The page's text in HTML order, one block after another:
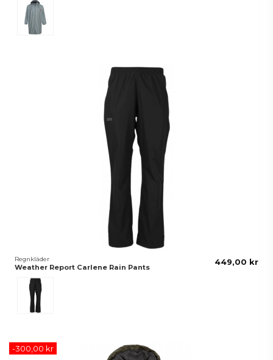
Grön
Regnkläder
Weather Report Carlene Rain Pants
Svart
449,00 kr
-300,00 kr